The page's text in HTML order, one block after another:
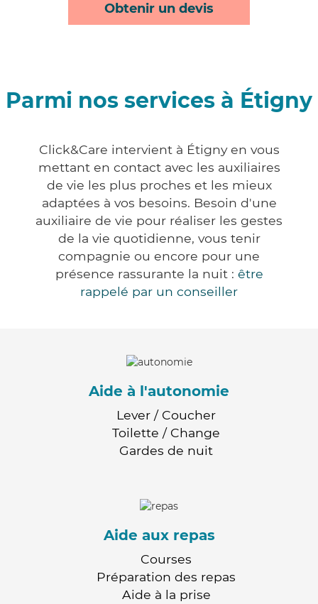
Obtenir un devis
Parmi nos services à Étigny
Click&Care intervient à Étigny en vous
mettant en contact avec les auxiliaires
de vie les plus proches et les mieux
adaptées à vos besoins. Besoin d'une
auxiliaire de vie pour réaliser les gestes
de la vie quotidienne, vous tenir
compagnie ou encore pour une
présence rassurante la nuit : être
rappelé par un conseiller
Aide à l'autonomie
Lever / Coucher
Toilette / Change
Gardes de nuit
Aide aux repas
Courses
Préparation des repas
Aide à la prise